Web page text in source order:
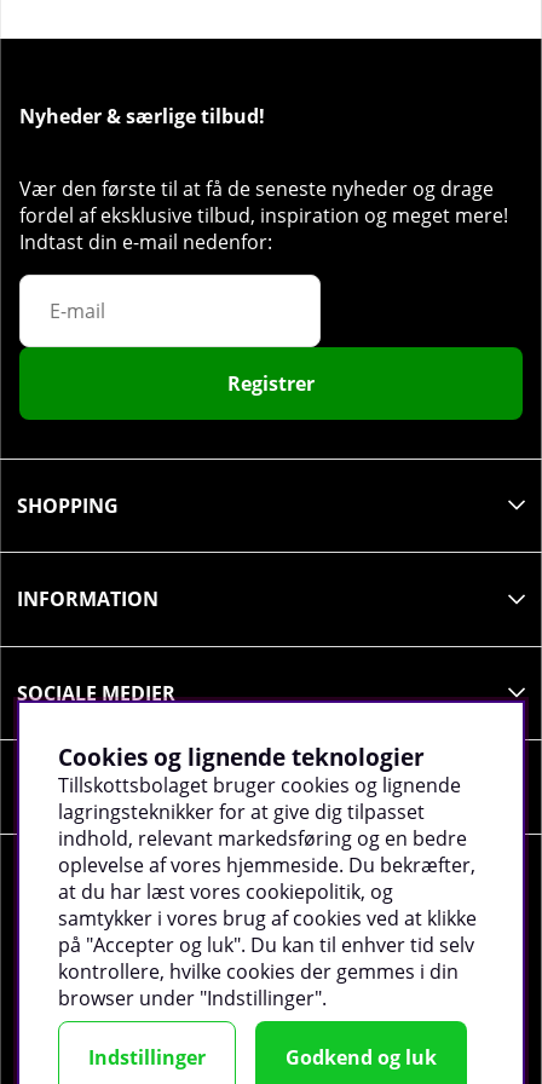
eller mental aktivitet.
Nyheder & særlige tilbud!
Vær den første til at få de seneste nyheder og drage
fordel af eksklusive tilbud, inspiration og meget mere!
Indtast din e-mail nedenfor:
Registrer
SHOPPING
INFORMATION
SOCIALE MEDIER
VIRKSOMHEDSOPLYSNINGER
©2026 tillskottsbolaget.dk. Vi bruger cookies -Læs
mere.
Cookies og lignende teknologier
Tillskottsbolaget bruger cookies og lignende
lagringsteknikker for at give dig tilpasset
indhold, relevant markedsføring og en bedre
oplevelse af vores hjemmeside. Du bekræfter,
at du har læst vores cookiepolitik, og
samtykker i vores brug af cookies ved at klikke
på "Accepter og luk". Du kan til enhver tid selv
kontrollere, hvilke cookies der gemmes i din
browser under "Indstillinger".
Indstillinger Godkend og luk